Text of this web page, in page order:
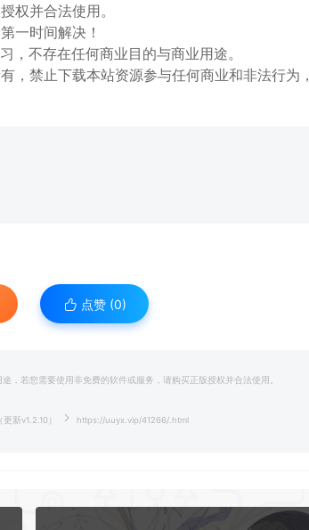
权并合法使用。
一时间解决！
，不存在任何商业目的与商业用途。
，禁止下载本站资源参与任何商业和非法行为，
点赞 (0)
，若您需要使用非免费的软件或服务，请购买正版授权并合法使用。
新v1.2.10） https://uuyx.vip/41266/.html